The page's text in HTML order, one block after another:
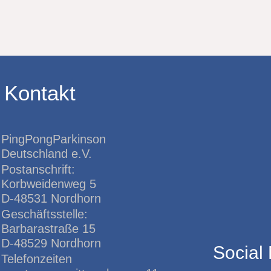
Kontakt
PingPongParkinson
Deutschland e.V.
Postanschrift:
Korbweidenweg 5
D-48531 Nordhorn
Geschäftsstelle:
Barbarastraße 15
D-48529 Nordhorn
Telefonzeiten
Social